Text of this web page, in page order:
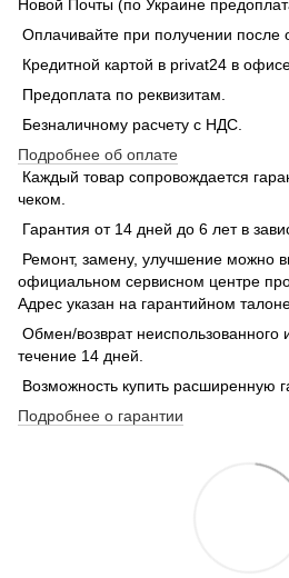
Новой Почты (по Украине
Оплачивайте при получении после
Кредитной картой в privat24 в
Предоплата по реквизитам.
Безналичному расчету с НДС.
Подробнее об оплате
Каждый товар сопровождается
чеком.
Гарантия от 14 дней до 6 лет в
Ремонт, замену, улучшение можно
официальном сервисном центре
Адрес указан на гарантийном
Обмен/возврат неиспользованного
течение 14 дней.
Возможность купить расширенную
Подробнее о гарантии